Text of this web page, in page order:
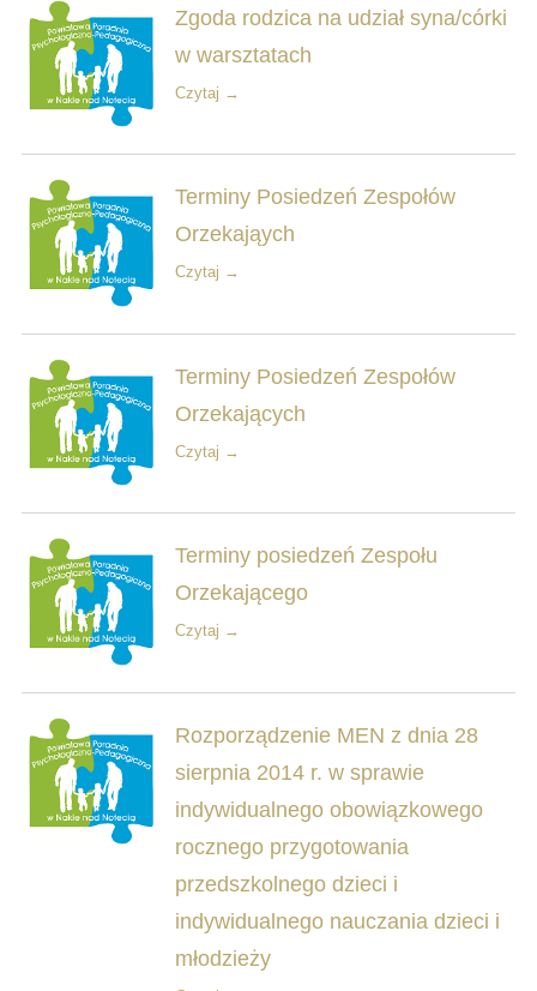
Zgoda rodzica na udział syna/córki
w warsztatach
Czytaj →
Terminy Posiedzeń Zespołów
Orzekająych
Czytaj →
Terminy Posiedzeń Zespołów
Orzekających
Czytaj →
Terminy posiedzeń Zespołu
Orzekającego
Czytaj →
Rozporządzenie MEN z dnia 28
sierpnia 2014 r. w sprawie
indywidualnego obowiązkowego
rocznego przygotowania
przedszkolnego dzieci i
indywidualnego nauczania dzieci i
młodzieży